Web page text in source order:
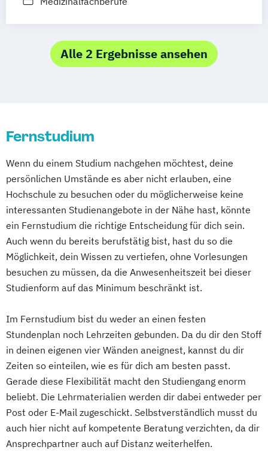
in der frühkindlichen Bildung
Heil­pädagogik und Inklusive Pädagogik
Informationsdesign – Fachkommunikation
Komplementäre Heilverfahren in der
Krisenmanagement im Be­völ­kerungsschutz
i.V.
Logopädie
Mechatronik
Medical Fitness & Athletic Management
Medizinalfachberufe
Naturheilkunde und komplementäre
Heilverfahren
Osteopathie i.V.
Pharmaproduktion
Physician Assistant
Physiotherapie
Prozess- und Produktdesign Psychologie
Psychologie mit Schwerpunkt Klinische
Empowerment
Psychosoziale Beratung in Sozialer Arbeit
Sicherheitsmanagement
Soziale Arbeit
Alle 2 Ergebnisse ansehen
Fernstudium
Wenn du einem Studium nachgehen möchtest, deine
persönlichen Umstände es aber nicht erlauben, eine
Hochschule zu besuchen oder du möglicherweise keine
interessanten Studienangebote in der Nähe hast, könnte
ein Fernstudium die richtige Entscheidung für dich sein.
Auch wenn du bereits berufstätig bist, hast du so die
Möglichkeit, dein Wissen zu vertiefen, ohne Vorlesungen
besuchen zu müssen, da die Anwesenheitszeit bei dieser
Studienform auf das Minimum beschränkt ist.
Im Fernstudium bist du weder an einen festen
Stundenplan noch Lehrzeiten gebunden. Da du dir den Stoff
in deinen eigenen vier Wänden aneignest, kannst du dir
Zeiten so einteilen, wie es für dich am besten passt.
Gerade diese Flexibilität macht den Studiengang enorm
beliebt. Die Lehrmaterialien werden dir dabei entweder per
Post oder E-Mail zugeschickt. Selbstverständlich musst du
auch hier nicht auf kompetente Beratung verzichten, da dir
Ansprechpartner auch auf Distanz weiterhelfen.